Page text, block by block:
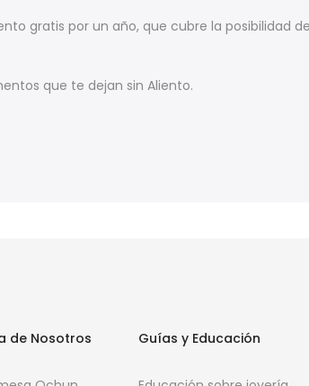
gratis por un año, que cubre la posibilidad
que te dejan sin Aliento.
de Nosotros Guías y Educación